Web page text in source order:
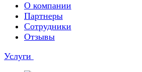
О компании
Партнеры
Сотрудники
Отзывы
Услуги